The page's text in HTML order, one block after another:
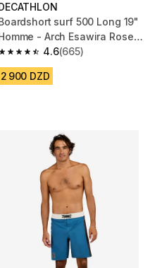
surf 500 Long 19"
- Arch Esawira Rose
taupe
4.6
4.6 out of 5 stars from 665
(665)
2 900 DZD